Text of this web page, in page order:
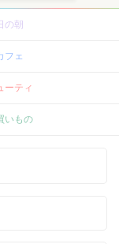
の朝
フェ
ーティ
いもの